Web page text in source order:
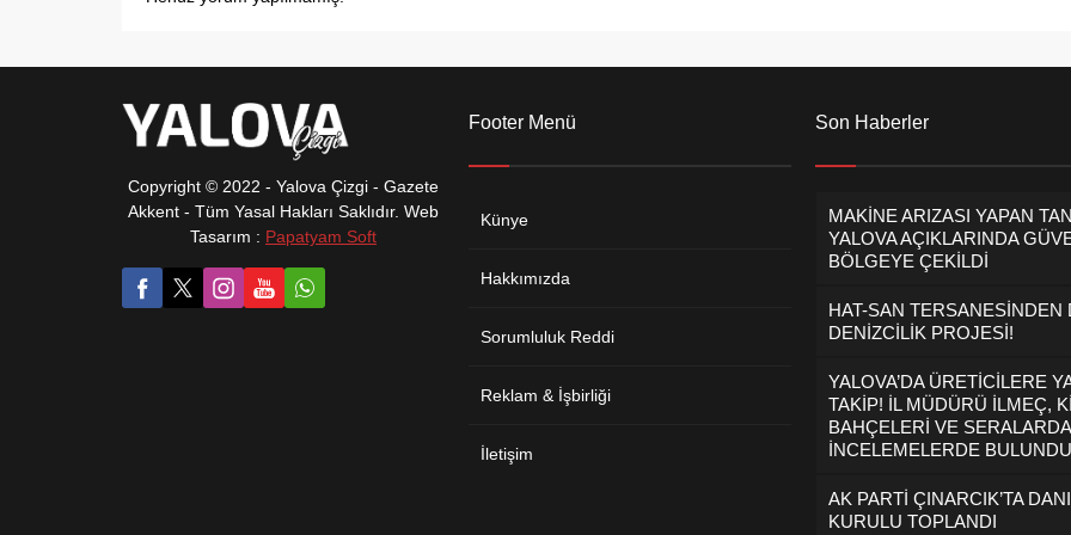
Copyright © 2022 - Yalova Çizgi - Gazete
Akkent - Tüm Yasal Hakları Saklıdır. Web
Tasarım : Papatyam Soft
Footer Menü
Künye
Hakkımızda
Sorumluluk Reddi
Reklam & İşbirliği
İletişim
Son Haberler
MAKİNE ARIZASI YAPAN
YALOVA AÇIKLARINDA
BÖLGEYE ÇEKİLDİ
HAT-SAN TERSANESİNDEN
DENİZCİLİK PROJESİ!
YALOVA’DA ÜRETİCİLERE
TAKİP! İL MÜDÜRÜ İLMEÇ,
BAHÇELERİ VE SERALARDA
İNCELEMELERDE BULUNDU
AK PARTİ ÇINARCIK’TA
KURULU TOPLANDI